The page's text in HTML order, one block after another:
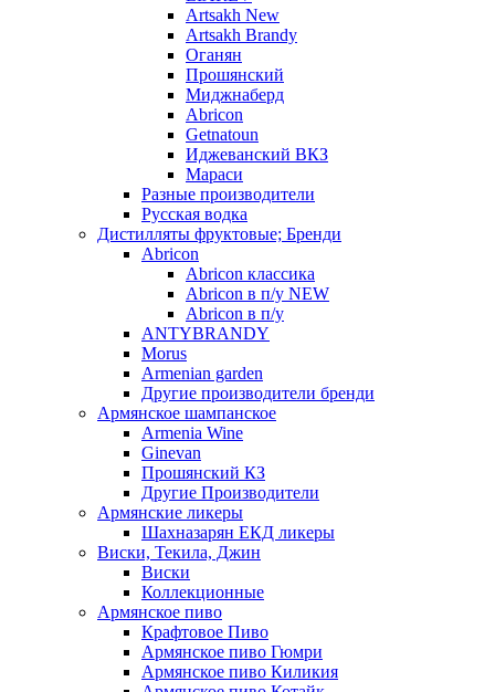
Artsakh New
Artsakh Brandy
Оганян
Прошянский
Миджнаберд
Abricon
Getnatoun
Иджеванский ВКЗ
Мараси
Разные производители
Русская водка
Дистилляты фруктовые; Бренди
Abricon
Abricon классика
Abricon в п/у NEW
Abricon в п/у
ANTYBRANDY
Morus
Armenian garden
Другие производители бренди
Армянское шампанское
Armenia Wine
Ginevan
Прошянский КЗ
Другие Производители
Армянские ликеры
Шахназарян ЕКД ликеры
Виски, Текила, Джин
Виски
Коллекционные
Армянское пиво
Крафтовое Пиво
Армянское пиво Гюмри
Армянское пиво Киликия